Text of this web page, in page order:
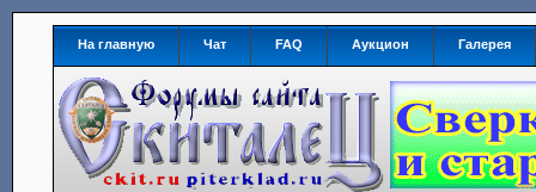
На главную Чат FAQ Аукцион Галерея